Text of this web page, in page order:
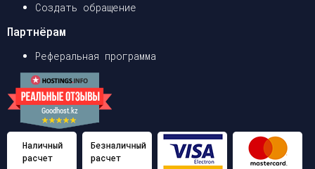
Создать обращение
Партнёрам
Реферальная программа